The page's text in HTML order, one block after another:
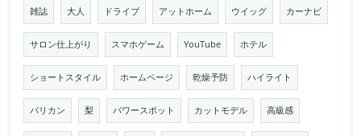
雑誌 大人 ドライブ アットホーム ウイッグ カーナビ
サロン仕上がり スマホゲーム YouTube ホテル
ショートスタイル ホームページ 乾燥予防 ハイライト
バリカン 梨 パワースポット カットモデル 高級感